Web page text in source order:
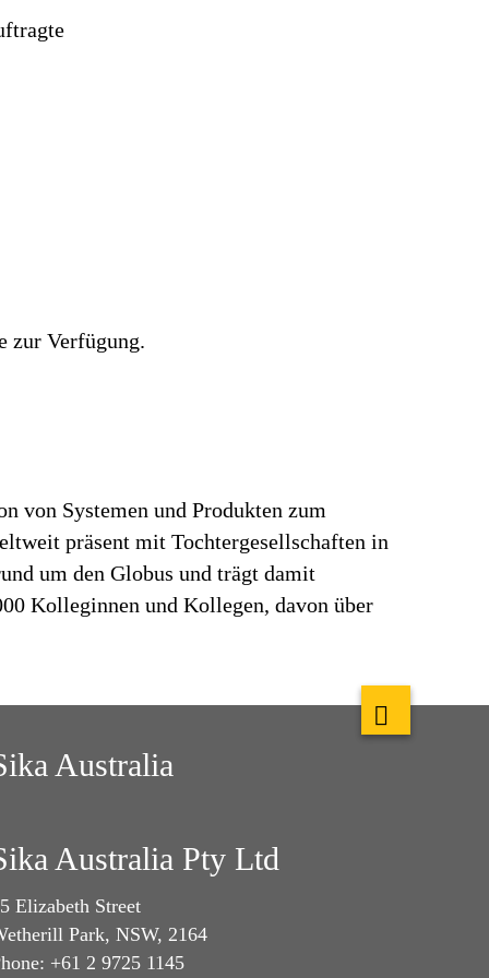
zur Verfügung.
von Systemen und Produkten zum
präsent mit Tochtergesellschaften in
um den Globus und trägt damit
Kolleginnen und Kollegen, davon über
Australia
Australia Pty Ltd
Elizabeth Street
Park, NSW, 2164
+61 2 9725 1145